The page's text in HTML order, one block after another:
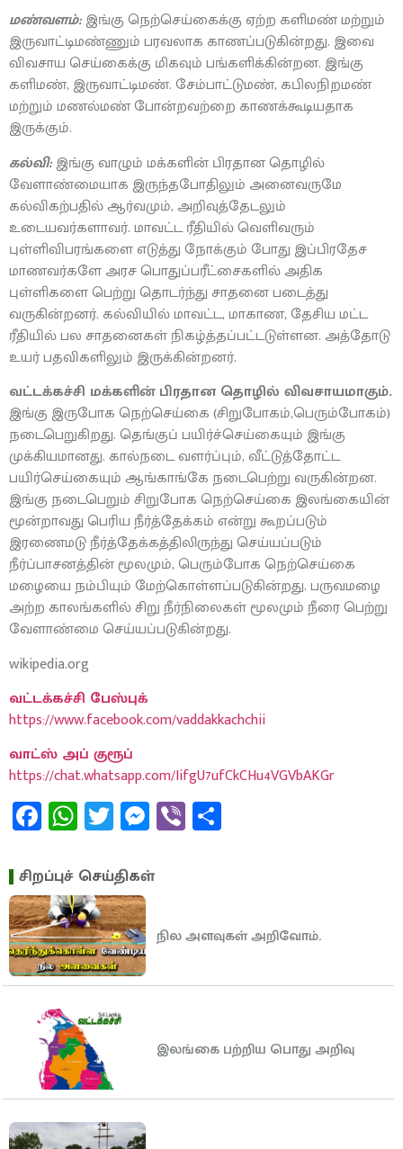
மண்வளம்:இங்கு நெற்செய்கைக்கு ஏற்ற களிமண் மற்றும்
இருவாட்டிமண்ணும் பரவலாக காணப்படுகின்றது. இவை
விவசாய செய்கைக்கு மிகவும் பங்களிக்கின்றன. இங்கு
களிமண், இருவாட்டிமண். சேம்பாட்டுமண், கபிலநிறமண்
மற்றும் மணல்மண் போன்றவற்றை காணக்கூடியதாக
இருக்கும்.
கல்வி:இங்கு வாழும் மக்களின் பிரதான தொழில்
வேளாண்மையாக இருந்தபோதிலும் அனைவருமே
கல்விகற்பதில் ஆர்வமும், அறிவுத்தேடலும்
உடையவர்களாவர். மாவட்ட ரீதியில் வெளிவரும்
புள்ளிவிபரங்களை எடுத்து நோக்கும் போது இப்பிரதேச
மாணவர்களே அரச பொதுப்பரீட்சைகளில் அதிக
புள்ளிகளை பெற்று தொடர்ந்து சாதனை படைத்து
வருகின்றனர். கல்வியில் மாவட்ட, மாகாண, தேசிய மட்ட
ரீதியில் பல சாதனைகள் நிகழ்த்தப்பட்டடுள்ளன. அத்தோடு
உயர் பதவிகளிலும் இருக்கின்றனர்.
வட்டக்கச்சி மக்களின் பிரதான தொழில் விவசாயமாகும்.
இங்கு இருபோக நெற்செய்கை (சிறுபோகம்,பெரும்போகம்)
நடைபெறுகிறது. தெங்குப் பயிர்ச்செய்கையும் இங்கு
முக்கியமானது. கால்நடை வளர்ப்பும், வீட்டுத்தோட்ட
பயிர்செய்கையும் ஆங்காங்கே நடைபெற்று வருகின்றன.
இங்கு நடைபெறும் சிறுபோக நெற்செய்கை இலங்கையின்
மூன்றாவது பெரிய நீர்த்தேக்கம் என்று கூறப்படும்
இரணைமடு நீர்த்தேக்கத்திலிருந்து செய்யப்படும்
நீர்ப்பாசனத்தின் மூலமும், பெரும்போக நெற்செய்கை
மழையை நம்பியும் மேற்கொள்ளப்படுகின்றது. பருவமழை
அற்ற காலங்களில் சிறு நீர்நிலைகள் மூலமும் நீரை பெற்று
வேளாண்மை செய்யப்படுகின்றது.
wikipedia.org
வட்டக்கச்சி பேஸ்புக்
https://www.facebook.com/vaddakkachchii
வாட்ஸ் அப் குரூப்
https://chat.whatsapp.com/IifgU7ufCkCHu4VGVbAKGr
Facebook
WhatsApp
Twitter
Messenger
Viber
சிறப்புச் செய்திகள்
நில அளவுகள் அறிவோம்.
இலங்கை பற்றிய பொது அறிவு